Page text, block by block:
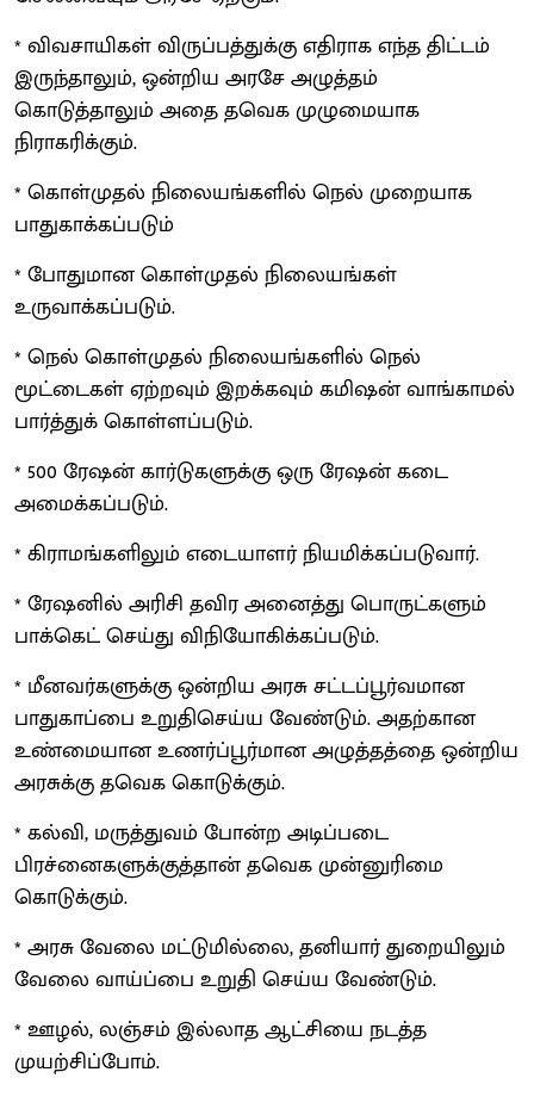
* விவசாயிகள் விருப்பத்துக்கு எதிராக எந்த திட்டம்
இருந்தாலும், ஒன்றிய அரசே அழுத்தம்
கொடுத்தாலும் அதை தவெக முழுமையாக
நிராகரிக்கும்.
* கொள்முதல் நிலையங்களில் நெல் முறையாக
பாதுகாக்கப்படும்
* போதுமான கொள்முதல் நிலையங்கள்
உருவாக்கப்படும்.
* நெல் கொள்முதல் நிலையங்களில் நெல்
மூட்டைகள் ஏற்றவும் இறக்கவும் கமிஷன் வாங்காமல்
பார்த்துக் கொள்ளப்படும்.
* 500 ரேஷன் கார்டுகளுக்கு ஒரு ரேஷன் கடை
அமைக்கப்படும்.
* கிராமங்களிலும் எடையாளர் நியமிக்கப்படுவார்.
* ரேஷனில் அரிசி தவிர அனைத்து பொருட்களும்
பாக்கெட் செய்து விநியோகிக்கப்படும்.
* மீனவர்களுக்கு ஒன்றிய அரசு சட்டப்பூர்வமான
பாதுகாப்பை உறுதிசெய்ய வேண்டும். அதற்கான
உண்மையான உணர்ப்பூர்மான அழுத்தத்தை ஒன்றிய
அரசுக்கு தவெக கொடுக்கும்.
* கல்வி, மருத்துவம் போன்ற அடிப்படை
பிரச்னைகளுக்குத்தான் தவெக முன்னுரிமை
கொடுக்கும்.
* அரசு வேலை மட்டுமில்லை, தனியார் துறையிலும்
வேலை வாய்ப்பை உறுதி செய்ய வேண்டும்.
* ஊழல், லஞ்சம் இல்லாத ஆட்சியை நடத்த
முயற்சிப்போம்.